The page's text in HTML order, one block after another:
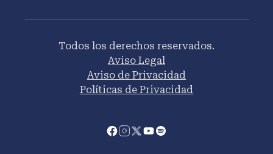
Todos los derechos reservados.
Aviso Legal
Aviso de Privacidad
Políticas de Privacidad